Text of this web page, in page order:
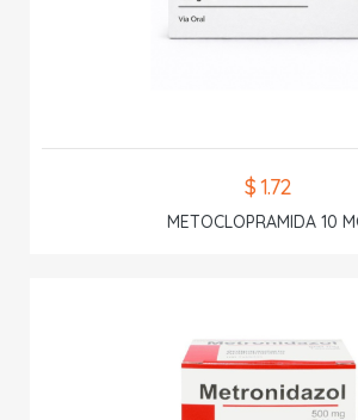
$ 1.72
METOCLOPRAMIDA 10